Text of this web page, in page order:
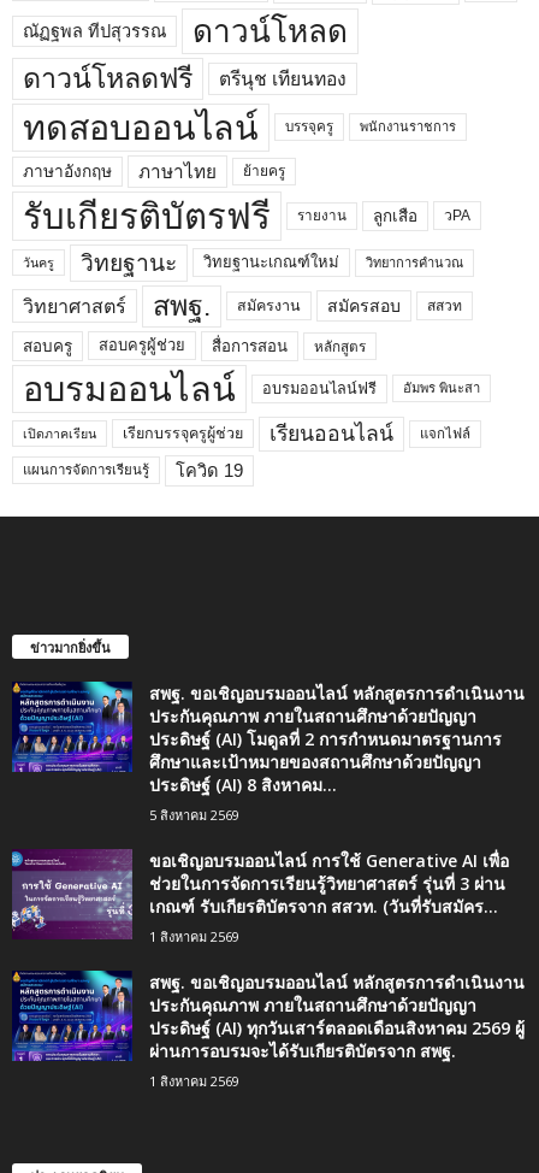
ณัฏฐพล ทีปสุวรรณ ดาวน์โหลด
ดาวน์โหลดฟรี ตรีนุช เทียนทอง
ทดสอบออนไลน์ บรรจุครู พนักงานราชการ
ภาษาอังกฤษ ภาษาไทย ย้ายครู
รับเกียรติบัตรฟรี รายงาน ลูกเสือ วPA
วันครู วิทยฐานะ วิทยฐานะเกณฑ์ใหม่ วิทยาการคำนวณ
วิทยาศาสตร์ สพฐ. สมัครงาน สมัครสอบ สสวท
สอบครู สอบครูผู้ช่วย สื่อการสอน หลักสูตร
อบรมออนไลน์ อบรมออนไลน์ฟรี อัมพร พินะสา
เปิดภาคเรียน เรียกบรรจุครูผู้ช่วย เรียนออนไลน์ แจกไฟล์
แผนการจัดการเรียนรู้ โควิด 19
ข่าวมากยิ่งขึ้น
สพฐ. ขอเชิญอบรมออนไลน์ หลักสูตรการดำเนินงาน
ประกันคุณภาพ ภายในสถานศึกษาด้วยปัญญา
ประดิษฐ์ (AI) โมดูลที่ 2 การกำหนดมาตรฐานการ
ศึกษาและเป้าหมายของสถานศึกษาด้วยปัญญา
ประดิษฐ์ (AI) 8 สิงหาคม...
5 สิงหาคม 2569
ขอเชิญอบรมออนไลน์ การใช้ Generative AI เพื่อ
ช่วยในการจัดการเรียนรู้วิทยาศาสตร์ รุ่นที่ 3 ผ่าน
เกณฑ์ รับเกียรติบัตรจาก สสวท. (วันที่รับสมัคร...
1 สิงหาคม 2569
สพฐ. ขอเชิญอบรมออนไลน์ หลักสูตรการดำเนินงาน
ประกันคุณภาพ ภายในสถานศึกษาด้วยปัญญา
ประดิษฐ์ (AI) ทุกวันเสาร์ตลอดเดือนสิงหาคม 2569 ผู้
ผ่านการอบรมจะได้รับเกียรติบัตรจาก สพฐ.
1 สิงหาคม 2569